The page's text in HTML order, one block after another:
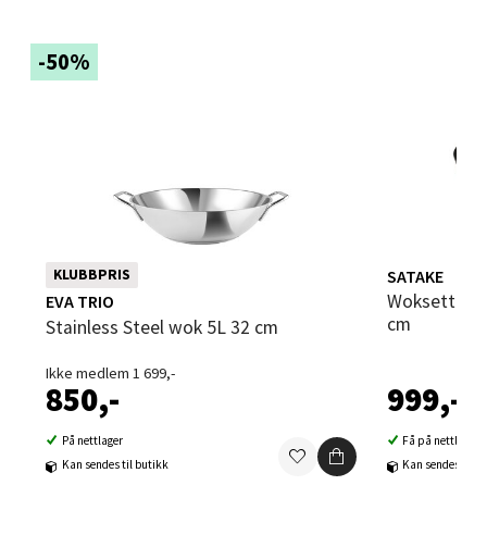
-50%
KLUBBPRIS
EVA TRIO
Stainless Steel wok 5L 32 cm
Ikke medlem 1 699,-
850,-
På nettlager
Kan sendes til butikk
SATAKE
Woksett karbonstål med redskap 32
cm
999,-
Få på nettlager
Kan sendes til
0 i butikk
Sandvika - Thon Senter Sandvika
Åpent i dag 09-19
0 i butikk